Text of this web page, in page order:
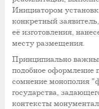
Инициатором
конкретный
её изготовления,
месту размещения.
Принципиально
подобное оформление
сомнение монополия
государства,
контексты